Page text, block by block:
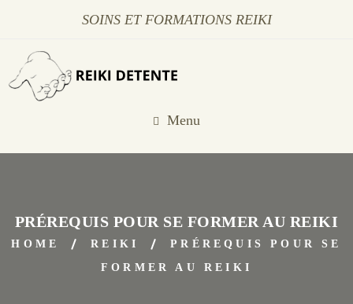
SOINS ET FORMATIONS REIKI
Menu
PRÉREQUIS POUR SE FORMER AU REIKI
HOME REIKI
PRÉREQUIS POUR SE
FORMER AU REIKI